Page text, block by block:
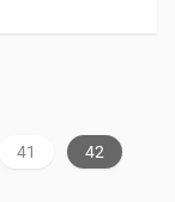
41 42